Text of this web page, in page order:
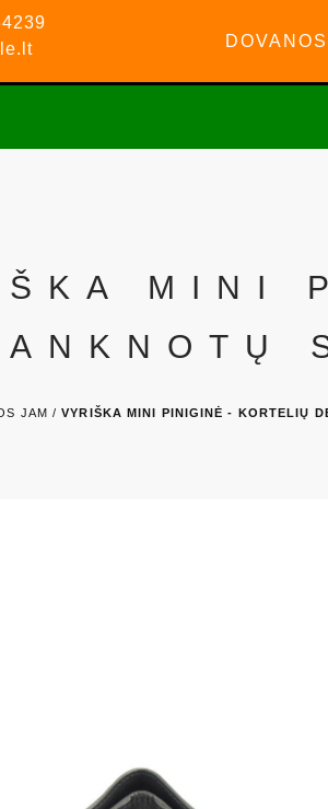
MINI
JAM /VYRIŠKA MINI PINIGINĖ - KORTELIŲ